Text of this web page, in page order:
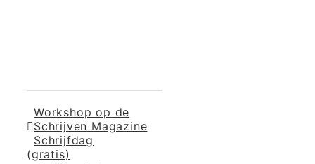
Workshop op de
Schrijven Magazine
Schrijfdag
(gratis)